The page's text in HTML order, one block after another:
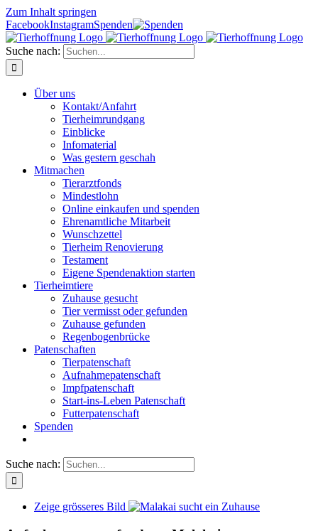
Zum Inhalt springen
FacebookInstagramSpenden
Suche nach:
Über uns
Kontakt/Anfahrt
Tierheimrundgang
Einblicke
Infomaterial
Was gestern geschah
Mitmachen
Tierarztfonds
Mindestlohn
Online einkaufen und spenden
Ehrenamtliche Mitarbeit
Wunschzettel
Tierheim Renovierung
Testament
Eigene Spendenaktion starten
Tierheimtiere
Zuhause gesucht
Tier vermisst oder gefunden
Zuhause gefunden
Regenbogenbrücke
Patenschaften
Tierpatenschaft
Aufnahmepatenschaft
Impfpatenschaft
Start-ins-Leben Patenschaft
Futterpatenschaft
Spenden
Suche nach:
Zeige grösseres Bild